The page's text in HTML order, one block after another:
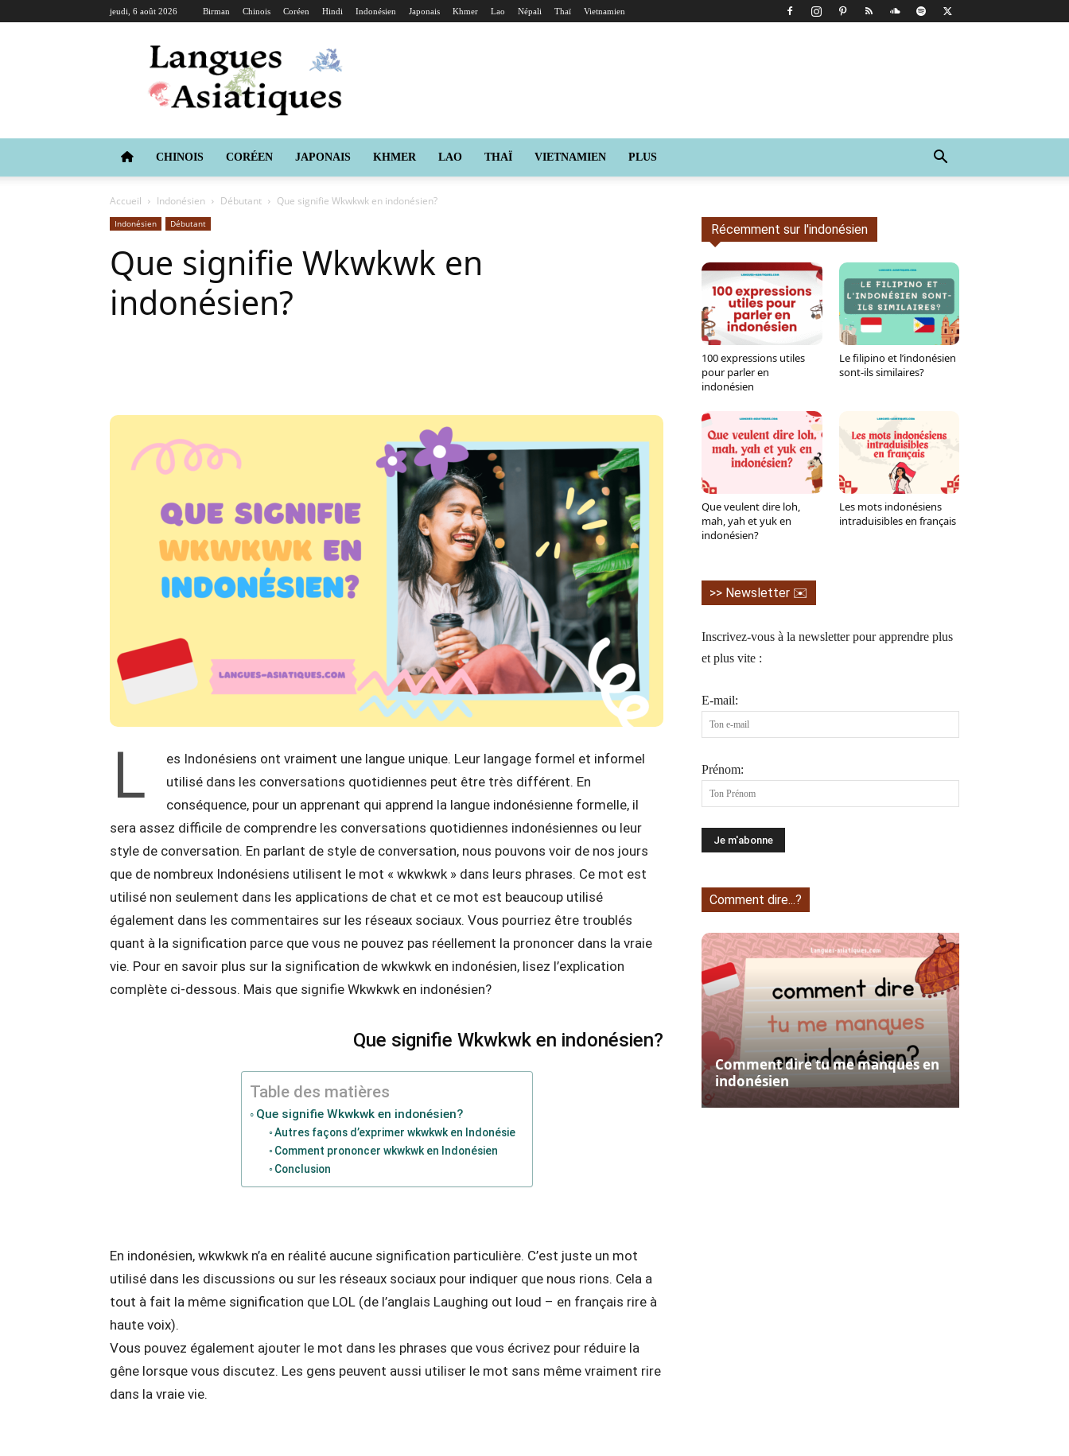
jeudi, 6 août 2026 Birman Chinois Coréen Hindi Indonésien Japonais Khmer Lao Népali Thaï Vietnamien
Langues
Asiatiques
CHINOIS CORÉEN JAPONAIS KHMER LAO THAÏ VIETNAMIEN PLUS
Accueil Indonésien Débutant Que signifie Wkwkwk en indonésien?
Indonésien Débutant
Que signifie Wkwkwk en
indonésien?
Tumblr WhatsApp
L
es Indonésiens ont vraiment une langue unique. Leur langage formel et informel
utilisé dans les conversations quotidiennes peut être très différent. En
conséquence, pour un apprenant qui apprend la langue indonésienne formelle, il
sera assez difficile de comprendre les conversations quotidiennes indonésiennes ou leur
style de conversation. En parlant de style de conversation, nous pouvons voir de nos jours
que de nombreux Indonésiens utilisent le mot « wkwkwk » dans leurs phrases. Ce mot est
utilisé non seulement dans les applications de chat et ce mot est beaucoup utilisé
également dans les commentaires sur les réseaux sociaux. Vous pourriez être troublés
quant à la signification parce que vous ne pouvez pas réellement la prononcer dans la vraie
vie. Pour en savoir plus sur la signification de wkwkwk en indonésien, lisez l’explication
complète ci-dessous. Mais que signifie Wkwkwk en indonésien?
Que signifie Wkwkwk en indonésien?
Table des matières
Que signifie Wkwkwk en indonésien?
Autres façons d’exprimer wkwkwk en Indonésie
Comment prononcer wkwkwk en Indonésien
Conclusion
En indonésien, wkwkwk n’a en réalité aucune signification particulière. C’est juste un mot
utilisé dans les discussions ou sur les réseaux sociaux pour indiquer que nous rions. Cela a
tout à fait la même signification que LOL (de l’anglais Laughing out loud – en français rire à
haute voix).
Vous pouvez également ajouter le mot dans les phrases que vous écrivez pour réduire la
gêne lorsque vous discutez. Les gens peuvent aussi utiliser le mot sans même vraiment rire
dans la vraie vie.
Récemment sur l'indonésien
100 expressions utiles
pour parler en
indonésien
Le filipino et l’indonésien
sont-ils similaires?
Que veulent dire loh,
mah, yah et yuk en
indonésien?
Les mots indonésiens
intraduisibles en français
>> Newsletter ✉️
Inscrivez-vous à la newsletter pour apprendre plus
et plus vite :
E-mail:
Prénom:
Comment dire...?
Comment dire tu me manques en
indonésien